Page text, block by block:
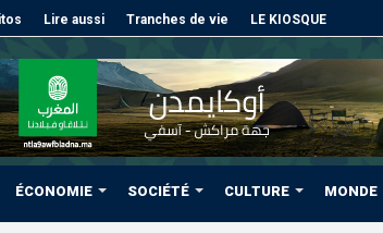
Lire aussi Tranches de vie LE KIOSQUE
ÉCONOMIE SOCIÉTÉ CULTURE MONDE